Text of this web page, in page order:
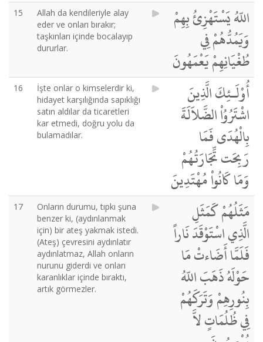
15
Allah da kendileriyle alay
eder ve onları bırakır;
taşkınları içinde bocalayıp
dururlar.
اللّهُ يَسْتَهْزِئُ بِهِمْ
وَيَمُدُّهُمْ فِي
طُغْيَانِهِمْ يَعْمَهُونَ
16
İşte onlar o kimselerdir ki,
hidayet karşılığında sapıklığı
satın aldılar da ticaretleri
kar etmedi, doğru yolu da
bulamadılar.
أُوْلَـئِكَ الَّذِينَ
اشْتَرُوُاْ الضَّلاَلَةَ
بِالْهُدَى فَمَا
رَبِحَت تِّجَارَتُهُمْ
وَمَا كَانُواْ مُهْتَدِينَ
17
Onların durumu, tıpkı şuna
benzer ki, (aydınlanmak
için) bir ateş yakmak istedi.
(Ateş) çevresini aydınlatır
aydınlatmaz, Allah onların
nurunu giderdi ve onları
karanlıklar içinde bıraktı,
artık görmezler.
مَثَلُهُمْ كَمَثَلِ
الَّذِي اسْتَوْقَدَ نَاراً
فَلَمَّا أَضَاءتْ مَا
حَوْلَهُ ذَهَبَ اللّهُ
بِنُورِهِمْ وَتَرَكَهُمْ
فِي ظُلُمَاتٍ لاَّ